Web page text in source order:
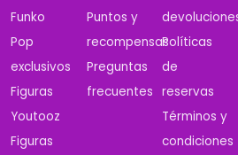
Funko
Pop
exclusivos
Figuras
Youtooz
Figuras
Puntos y
recompensas
Preguntas
frecuentes
Políticas
de
reservas
Términos y
condiciones